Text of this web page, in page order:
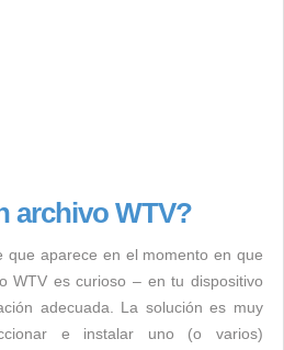
archivo WTV?
que aparece en el momento en que
WTV es curioso – en tu dispositivo
adecuada. La solución es muy
e instalar uno (o varios)